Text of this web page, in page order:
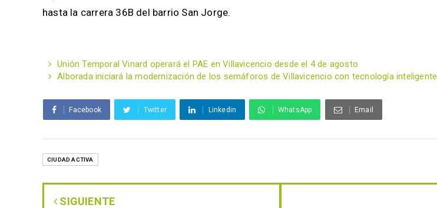
hasta la carrera 36B del barrio San Jorge.
Unión Temporal Vinard operará el PAE en Villavicencio desde el 4 de agosto
Alborada iniciará la modernización de los semáforos de Villavicencio con tecnología inteligente
Facebook Twitter Linkedin WhatsApp Email
CIUDAD ACTIVA
SIGUIENTE